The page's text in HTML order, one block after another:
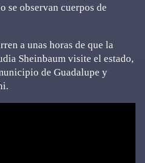
se observan cuerpos de
a unas horas de que la
Sheinbaum visite el estado,
de Guadalupe y